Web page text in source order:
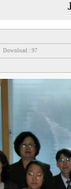
Download : 97